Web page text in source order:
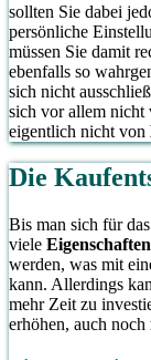
sollten Sie dabei
persönliche
müssen Sie damit
ebenfalls so
sich nicht
sich vor allem nicht
eigentlich nicht von
Die
Bis man sich für das
viele Eigenschaften
werden, was mit
kann. Allerdings
mehr Zeit zu
erhöhen, auch noch